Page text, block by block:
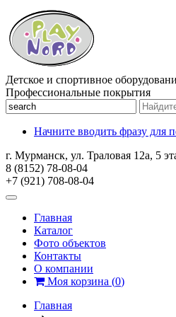
Детское и спортивное
Профессиональные покрытия
Начните вводить фразу для
г. Мурманск, ул. Траловая 12а, 5
8 (8152) 78-08-04
+7 (921) 708-08-04
Главная
Каталог
Фото объектов
Контакты
О компании
Моя корзина (0)
Главная